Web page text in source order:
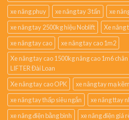
xe nâng phuy
xe nâng tay 3 tấn
xe
xe nâng tay 2500kg hiệu Noblift
Xe nâng
xe nâng tay cao
xe nâng tay cao 1m2
Xe nâng tay cao 1500kg nâng cao 1m6
LIFTER Đài Loan
Xe nâng tay cao OPK
xe nâng tay mạ
xe nâng tay thấp siêu ngắn
xe nâng ttay
xe nâng điện bằng bình
xe nâng điện giá